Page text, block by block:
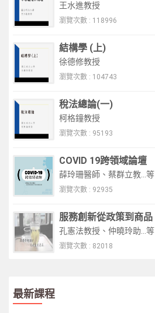
王水進教授
瀏覽次數 : 118996
結構學 (上)
徐德修教授
瀏覽次數 : 104743
稅法總論(一)
柯格鐘教授
瀏覽次數 : 95193
COVID 19跨領域論壇
薛玲珊醫師、蔡群立教...等
瀏覽次數 : 92935
服務創新從政策到商品
孔憲法教授、仲曉玲助...等
瀏覽次數 : 82018
最新課程